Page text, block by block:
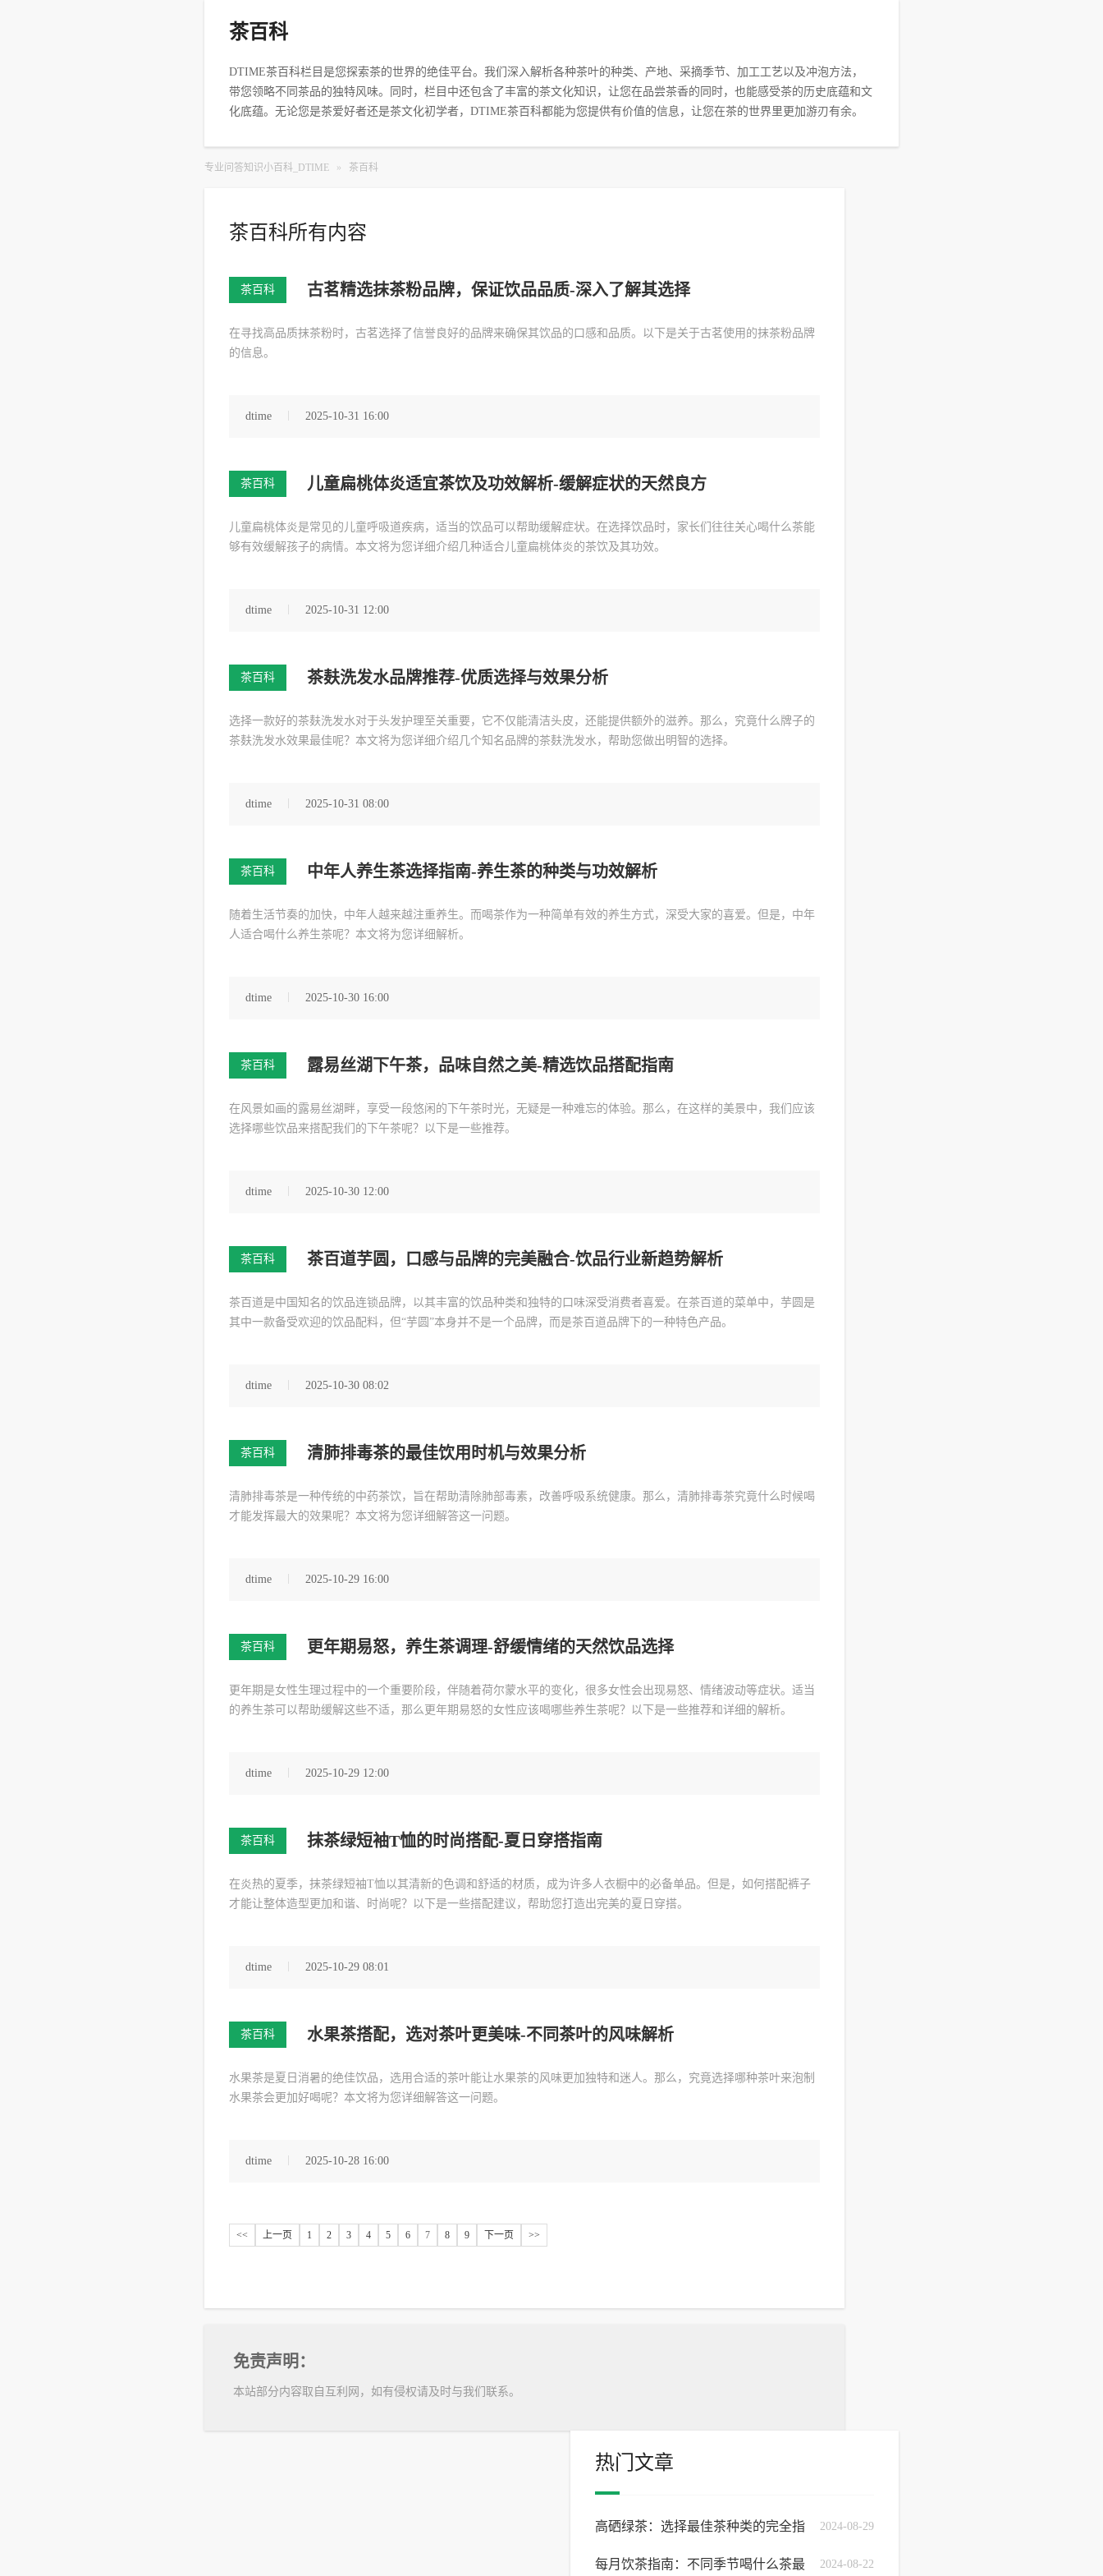
茶百科
DTIME茶百科栏目是您探索茶的世界的绝佳平台。我们深入解析各种茶叶的种类、产地、采摘季节、加工工艺以及冲泡方法，
带您领略不同茶品的独特风味。同时，栏目中还包含了丰富的茶文化知识，让您在品尝茶香的同时，也能感受茶的历史底蕴和文
化底蕴。无论您是茶爱好者还是茶文化初学者，DTIME茶百科都能为您提供有价值的信息，让您在茶的世界里更加游刃有余。
专业问答知识小百科_DTIME» 茶百科
茶百科所有内容
茶百科 古茗精选抹茶粉品牌，保证饮品品质-深入了解其选择
在寻找高品质抹茶粉时，古茗选择了信誉良好的品牌来确保其饮品的口感和品质。以下是关于古茗使用的抹茶粉品牌
的信息。
dtime 2025-10-31 16:00
茶百科 儿童扁桃体炎适宜茶饮及功效解析-缓解症状的天然良方
儿童扁桃体炎是常见的儿童呼吸道疾病，适当的饮品可以帮助缓解症状。在选择饮品时，家长们往往关心喝什么茶能
够有效缓解孩子的病情。本文将为您详细介绍几种适合儿童扁桃体炎的茶饮及其功效。
dtime 2025-10-31 12:00
茶百科 茶麸洗发水品牌推荐-优质选择与效果分析
选择一款好的茶麸洗发水对于头发护理至关重要，它不仅能清洁头皮，还能提供额外的滋养。那么，究竟什么牌子的
茶麸洗发水效果最佳呢？本文将为您详细介绍几个知名品牌的茶麸洗发水，帮助您做出明智的选择。
dtime 2025-10-31 08:00
茶百科 中年人养生茶选择指南-养生茶的种类与功效解析
随着生活节奏的加快，中年人越来越注重养生。而喝茶作为一种简单有效的养生方式，深受大家的喜爱。但是，中年
人适合喝什么养生茶呢？本文将为您详细解析。
dtime 2025-10-30 16:00
茶百科 露易丝湖下午茶，品味自然之美-精选饮品搭配指南
在风景如画的露易丝湖畔，享受一段悠闲的下午茶时光，无疑是一种难忘的体验。那么，在这样的美景中，我们应该
选择哪些饮品来搭配我们的下午茶呢？以下是一些推荐。
dtime 2025-10-30 12:00
茶百科 茶百道芋圆，口感与品牌的完美融合-饮品行业新趋势解析
茶百道是中国知名的饮品连锁品牌，以其丰富的饮品种类和独特的口味深受消费者喜爱。在茶百道的菜单中，芋圆是
其中一款备受欢迎的饮品配料，但“芋圆”本身并不是一个品牌，而是茶百道品牌下的一种特色产品。
dtime 2025-10-30 08:02
茶百科 清肺排毒茶的最佳饮用时机与效果分析
清肺排毒茶是一种传统的中药茶饮，旨在帮助清除肺部毒素，改善呼吸系统健康。那么，清肺排毒茶究竟什么时候喝
才能发挥最大的效果呢？本文将为您详细解答这一问题。
dtime 2025-10-29 16:00
茶百科 更年期易怒，养生茶调理-舒缓情绪的天然饮品选择
更年期是女性生理过程中的一个重要阶段，伴随着荷尔蒙水平的变化，很多女性会出现易怒、情绪波动等症状。适当
的养生茶可以帮助缓解这些不适，那么更年期易怒的女性应该喝哪些养生茶呢？以下是一些推荐和详细的解析。
dtime 2025-10-29 12:00
茶百科 抹茶绿短袖T恤的时尚搭配-夏日穿搭指南
在炎热的夏季，抹茶绿短袖T恤以其清新的色调和舒适的材质，成为许多人衣橱中的必备单品。但是，如何搭配裤子
才能让整体造型更加和谐、时尚呢？以下是一些搭配建议，帮助您打造出完美的夏日穿搭。
dtime 2025-10-29 08:01
茶百科 水果茶搭配，选对茶叶更美味-不同茶叶的风味解析
水果茶是夏日消暑的绝佳饮品，选用合适的茶叶能让水果茶的风味更加独特和迷人。那么，究竟选择哪种茶叶来泡制
水果茶会更加好喝呢？本文将为您详细解答这一问题。
dtime 2025-10-28 16:00
<< 上一页 1 2 3 4 5 6 7 8 9 下一页 >>
免责声明：
本站部分内容取自互利网，如有侵权请及时与我们联系。
热门文章
2024-08-29
高硒绿茶：选择最佳茶种类的完全指
南 2024-08-22
每月饮茶指南：不同季节喝什么茶最